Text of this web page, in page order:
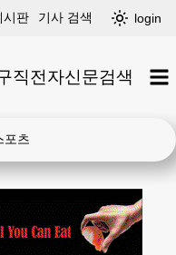
시판 기사 검색 login
직전자신문검색
포츠